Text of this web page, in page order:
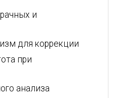
и
для коррекции
при
анализа